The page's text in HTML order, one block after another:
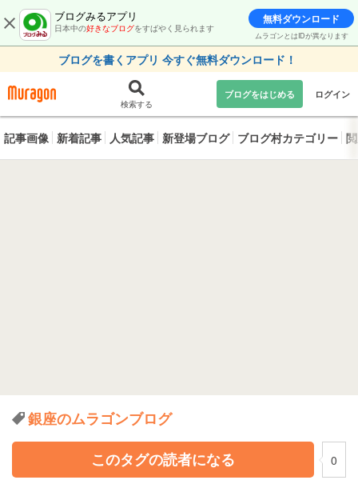
ブログみるアプリ
日本中の好きなブログをすばやく見られます
無料ダウンロード
ムラゴンとはIDが異なります
ブログを書くアプリ 今すぐ無料ダウンロード！
検索する
ブログをはじめる ログイン
記事画像 新着記事 人気記事 新登場ブログ ブログ村カテゴリー
銀座のムラゴンブログ
このタグの読者になる
0